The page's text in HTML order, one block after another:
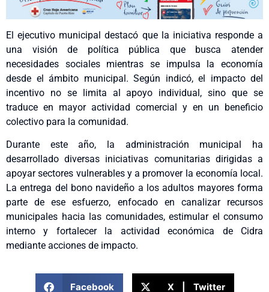
El ejecutivo municipal destacó que la iniciativa responde a
una visión de política pública que busca atender
necesidades sociales mientras se impulsa la economía
desde el ámbito municipal. Según indicó, el impacto del
incentivo no se limita al apoyo individual, sino que se
traduce en mayor actividad comercial y en un beneficio
colectivo para la comunidad.
Durante este año, la administración municipal ha
desarrollado diversas iniciativas comunitarias dirigidas a
apoyar sectores vulnerables y a promover la economía local.
La entrega del bono navideño a los adultos mayores forma
parte de ese esfuerzo, enfocado en canalizar recursos
municipales hacia las comunidades, estimular el consumo
interno y fortalecer la actividad económica de Cidra
mediante acciones de impacto.
Facebook X | Twitter